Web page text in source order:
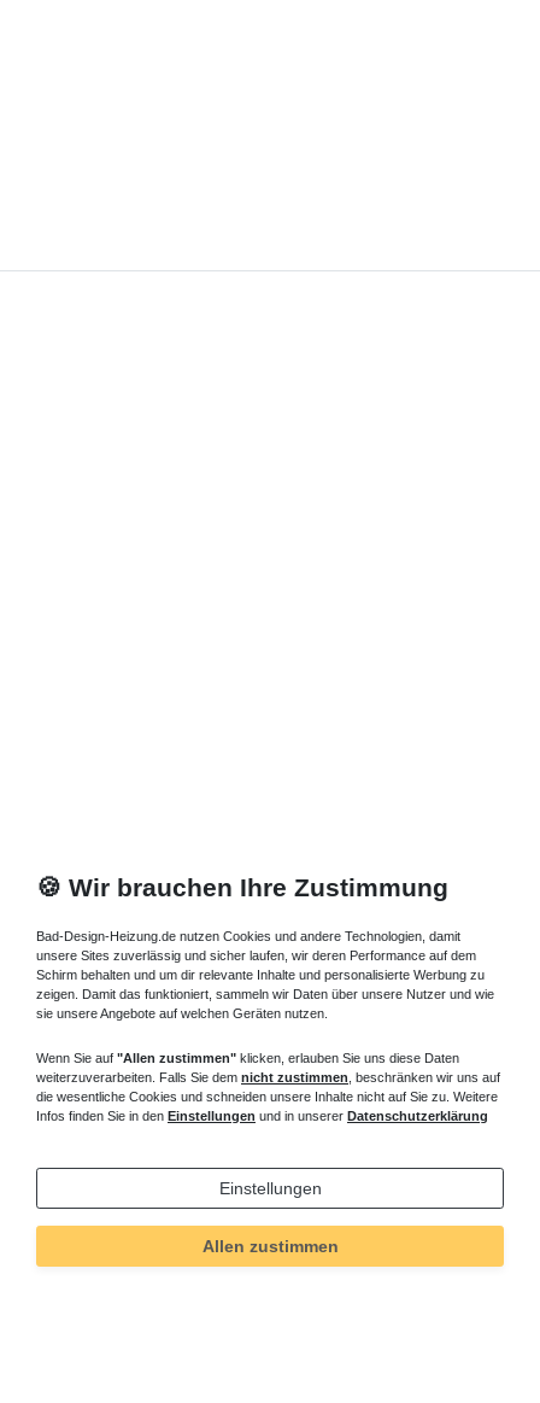
Art.-ID 303
🍪 Wir brauchen Ihre Zustimmung
Bad-Design-Heizung.de nutzen Cookies und andere Technologien, damit
unsere Sites zuverlässig und sicher laufen, wir deren Performance auf dem
Schirm behalten und um dir relevante Inhalte und personalisierte Werbung zu
zeigen. Damit das funktioniert, sammeln wir Daten über unsere Nutzer und wie
sie unsere Angebote auf welchen Geräten nutzen.
Wenn Sie auf "Allen zustimmen" klicken, erlauben Sie uns diese Daten
weiterzuverarbeiten. Falls Sie dem nicht zustimmen , beschränken wir uns auf
die wesentliche Cookies und schneiden unsere Inhalte nicht auf Sie zu. Weitere
Infos finden Sie in den Einstellungen und in unserer Datenschutzerklärung
Einstellungen
Allen zustimmen